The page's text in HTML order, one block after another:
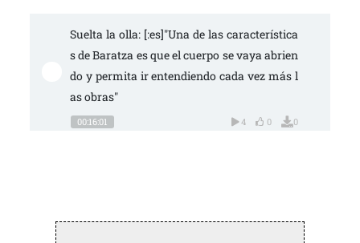
Suelta la olla: [:es]"Una de las característica
s de Baratza es que el cuerpo se vaya abrien
do y permita ir entendiendo cada vez más l
as obras"
00:16:01 4 0 0